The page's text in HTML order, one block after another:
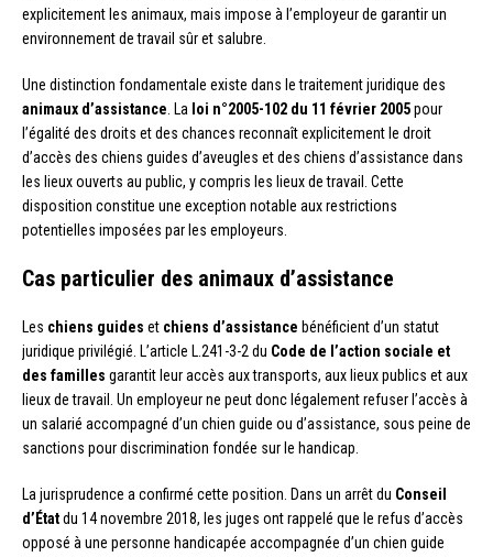
explicitement les animaux, mais impose à l’employeur de garantir un
environnement de travail sûr et salubre.
Une distinction fondamentale existe dans le traitement juridique des
animaux d’assistance . La loi n°2005-102 du 11 février 2005pour
l’égalité des droits et des chances reconnaît explicitement le droit
d’accès des chiens guides d’aveugles et des chiens d’assistance dans
les lieux ouverts au public, y compris les lieux de travail. Cette
disposition constitue une exception notable aux restrictions
potentielles imposées par les employeurs.
Cas particulier des animaux d’assistance
Les chiens guides et chiens d’assistance bénéficient d’un statut
juridique privilégié. L’article L.241-3-2 du Code de l’action sociale et
des familles garantit leur accès aux transports, aux lieux publics et aux
lieux de travail. Un employeur ne peut donc légalement refuser l’accès à
un salarié accompagné d’un chien guide ou d’assistance, sous peine de
sanctions pour discrimination fondée sur le handicap.
La jurisprudence a confirmé cette position. Dans un arrêt du Conseil
d’Étatdu 14 novembre 2018, les juges ont rappelé que le refus d’accès
opposé à une personne handicapée accompagnée d’un chien guide